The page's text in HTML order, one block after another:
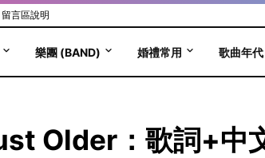
留言區說明
樂團 (BAND) 婚禮常用 歌曲年代
Older：歌詞+中